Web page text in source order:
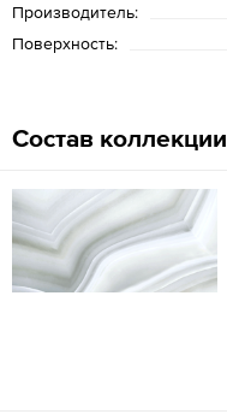
Производитель:
Поверхность:
Состав коллекции